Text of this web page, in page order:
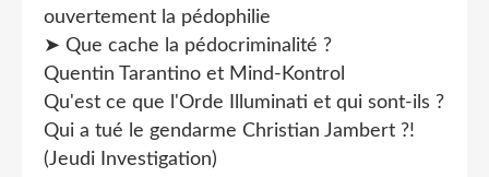
ouvertement la pédophilie
➤ Que cache la pédocriminalité ?
Quentin Tarantino et Mind-Kontrol
Qu'est ce que l'Orde Illuminati et qui sont-ils ?
Qui a tué le gendarme Christian Jambert ?!
(Jeudi Investigation)